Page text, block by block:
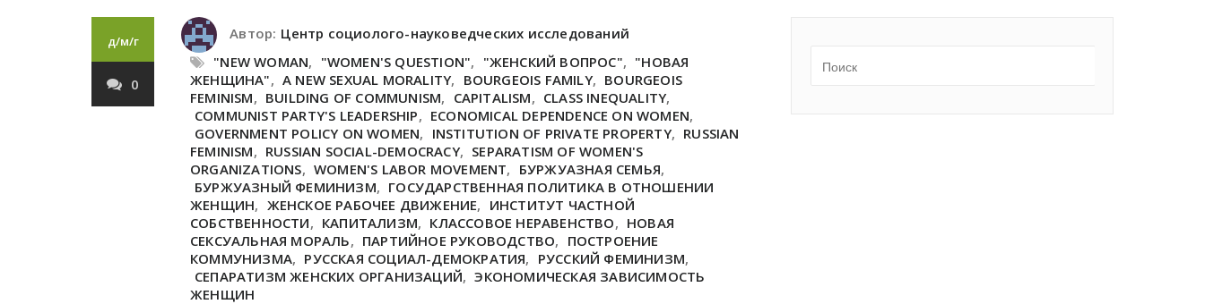
д/м/г
0
Автор: Центр социолого-науковедческих исследований
"NEW WOMAN, "WOMEN'S QUESTION", "ЖЕНСКИЙ ВОПРОС", "НОВАЯ
ЖЕНЩИНА", A NEW SEXUAL MORALITY, BOURGEOIS FAMILY, BOURGEOIS
FEMINISM, BUILDING OF COMMUNISM, CAPITALISM, CLASS INEQUALITY,
COMMUNIST PARTY'S LEADERSHIP, ECONOMICAL DEPENDENCE ON WOMEN,
GOVERNMENT POLICY ON WOMEN, INSTITUTION OF PRIVATE PROPERTY, RUSSIAN
FEMINISM, RUSSIAN SOCIAL-DEMOCRACY, SEPARATISM OF WOMEN'S
ORGANIZATIONS, WOMEN'S LABOR MOVEMENT, БУРЖУАЗНАЯ СЕМЬЯ,
БУРЖУАЗНЫЙ ФЕМИНИЗМ, ГОСУДАРСТВЕННАЯ ПОЛИТИКА В ОТНОШЕНИИ
ЖЕНЩИН, ЖЕНСКОЕ РАБОЧЕЕ ДВИЖЕНИЕ, ИНСТИТУТ ЧАСТНОЙ
СОБСТВЕННОСТИ, КАПИТАЛИЗМ, КЛАССОВОЕ НЕРАВЕНСТВО, НОВАЯ
СЕКСУАЛЬНАЯ МОРАЛЬ, ПАРТИЙНОЕ РУКОВОДСТВО, ПОСТРОЕНИЕ
КОММУНИЗМА, РУССКАЯ СОЦИАЛ-ДЕМОКРАТИЯ, РУССКИЙ ФЕМИНИЗМ,
СЕПАРАТИЗМ ЖЕНСКИХ ОРГАНИЗАЦИЙ, ЭКОНОМИЧЕСКАЯ ЗАВИСИМОСТЬ
ЖЕНЩИН